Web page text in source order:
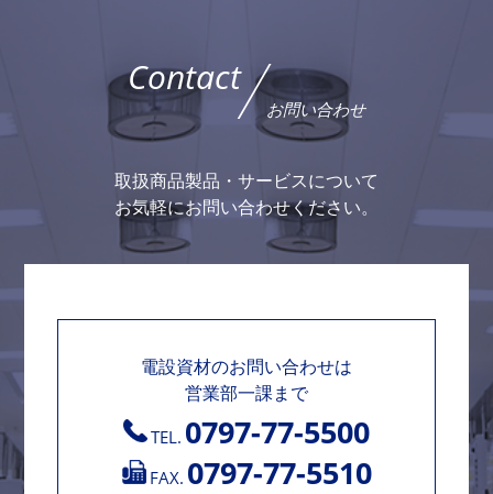
Contact
お問い合わせ
取扱商品製品・サービスについて
お気軽にお問い合わせください。
電設資材のお問い合わせは
営業部一課まで
TEL. 0797-77-5500
FAX. 0797-77-5510